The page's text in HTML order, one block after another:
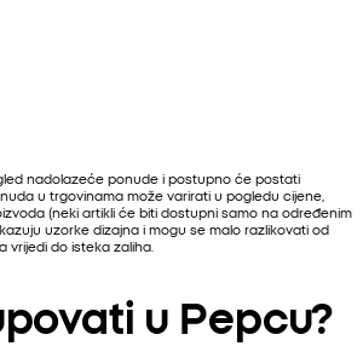
nadolazeće ponude i postupno će postati
u trgovinama može varirati u pogledu cijene,
(neki artikli će biti dostupni samo na određenim
uzorke dizajna i mogu se malo razlikovati od
vrijedi do isteka zaliha.
u Pepcu?